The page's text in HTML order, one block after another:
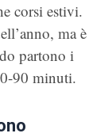
corsi estivi.
ma è
partono i
90 minuti.